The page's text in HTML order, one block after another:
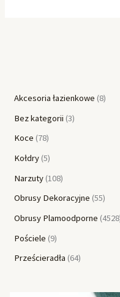
Akcesoria łazienkowe 8
Bez kategorii 3
Koce 78
Kołdry 5
Narzuty 108
Obrusy Dekoracyjne 55
Obrusy Plamoodporne 4528
Pościele 9
Prześcieradła 64